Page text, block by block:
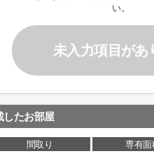
い。
未入力項目があ
したお部屋
間取り 専有面